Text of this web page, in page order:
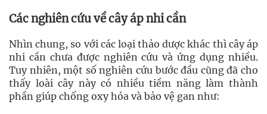
Các nghiên cứu về cây áp nhi cần
Nhìn chung, so với các loại thảo dược khác thì cây áp
nhi cần chưa được nghiên cứu và ứng dụng nhiều.
Tuy nhiên, một số nghiên cứu bước đầu cũng đã cho
thấy loài cây này có nhiều tiềm năng làm thành
phần giúp chống oxy hóa và bảo vệ gan như: